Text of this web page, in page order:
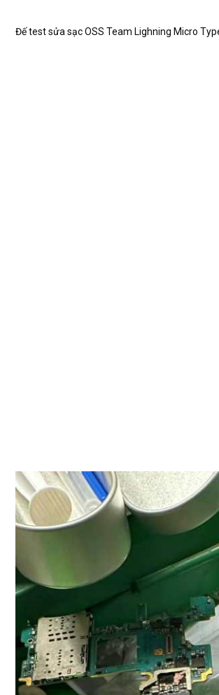
Đế test sửa sạc OSS Team Lighning Micro